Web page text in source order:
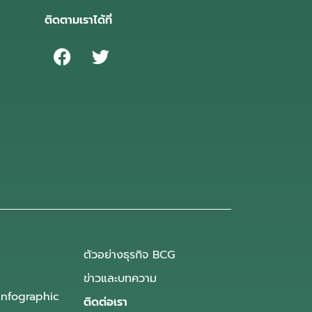
ติดตามเราได้ที่
ตัวอย่างธุรกิจ BCG
ข่าวและบทความ
ติดต่อเรา